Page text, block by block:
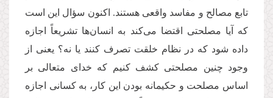
تابع مصالح و مفاسد واقعی هستند. اکنون سؤال این است
که آیا مصلحتی اقتضا می‌كند به انسان‌ها تشریعاً اجازه
داده شود که در نظام خلقت تصرف كنند یا نه؟ یعنی از
وجود چنین مصلحتی كشف كنیم كه خدای متعالی بر
اساس مصلحت و حكیمانه بودن این كار، به كسانی اجازه